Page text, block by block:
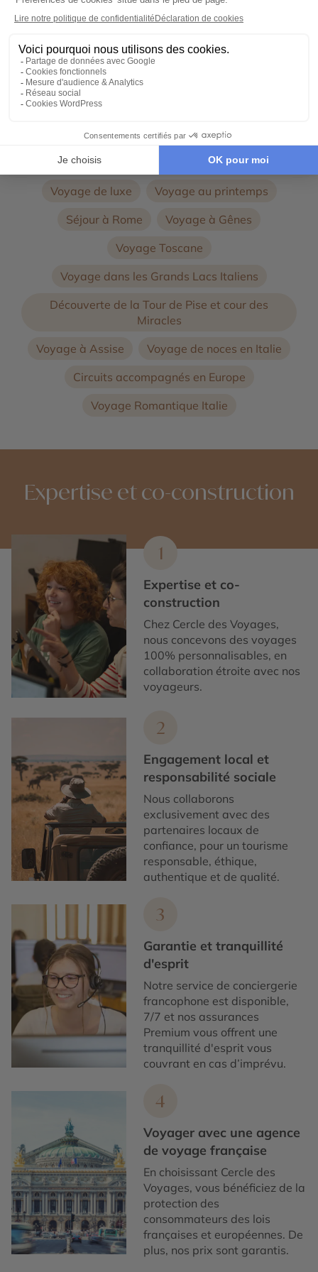
Voyage au Lac de Côme
Voyage à Côme
Voyage Milan
Découverte des Arènes de Vérone
Voyage en Lombardie et la région des lacs
Voyage avec guide
Voyage culturel
Voyage de luxe
Voyage au printemps
Séjour à Rome
Voyage à Gênes
Voyage Toscane
Voyage dans les Grands Lacs Italiens
Découverte de la Tour de Pise et cour des
Miracles
Voyage à Assise
Voyage de noces en Italie
Circuits accompagnés en Europe
Voyage Romantique Italie
Expertise et co-construction
1
Expertise et co-
construction
Chez Cercle des Voyages,
nous concevons des voyages
100% personnalisables, en
collaboration étroite avec nos
voyageurs.
2
Engagement local et
responsabilité sociale
Nous collaborons
exclusivement avec des
partenaires locaux de
confiance, pour un tourisme
responsable, éthique,
authentique et de qualité.
3
Garantie et tranquillité
d'esprit
Notre service de conciergerie
francophone est disponible,
7/7 et nos assurances
Premium vous offrent une
tranquillité d'esprit vous
couvrant en cas d’imprévu.
4
Voyager avec une agence
de voyage française
En choisissant Cercle des
Voyages, vous bénéficiez de la
protection des
consommateurs des lois
françaises et européennes. De
plus, nos prix sont garantis.